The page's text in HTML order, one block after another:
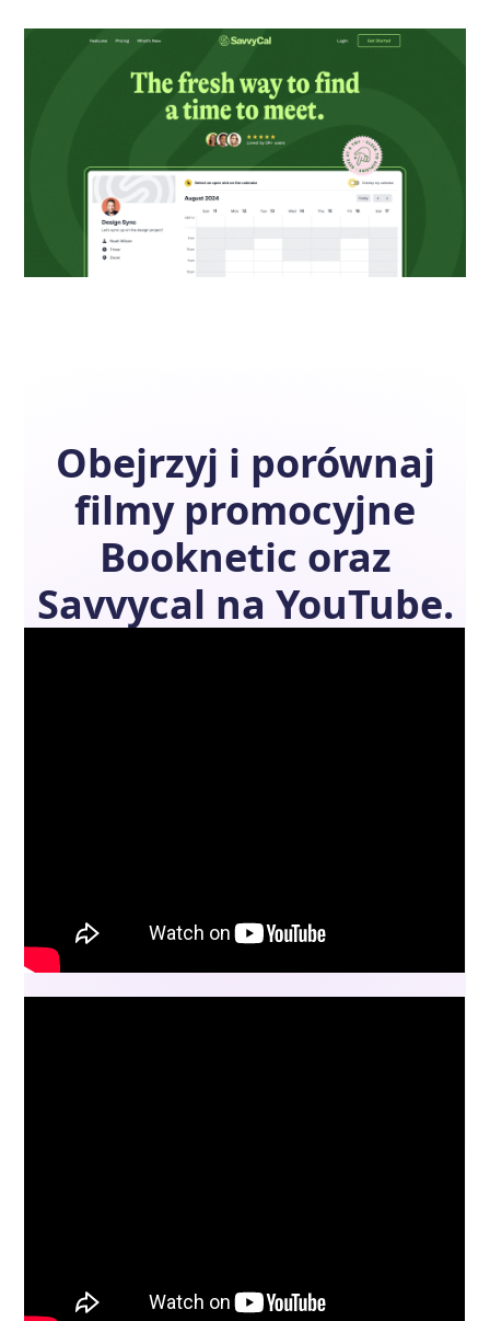
Obejrzyj i porównaj
filmy promocyjne
Booknetic oraz
Savvycal na YouTube.